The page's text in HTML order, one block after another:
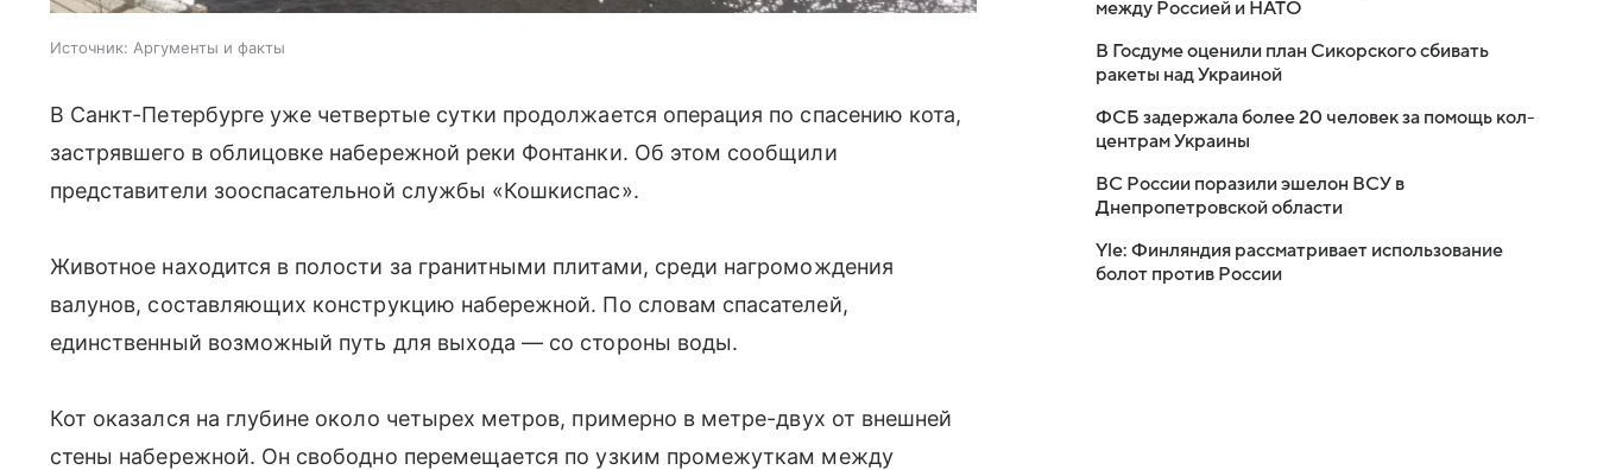
Источник: Аргументы и факты
В Санкт-Петербурге уже четвертые сутки продолжается операция по спасению кота,
застрявшего в облицовке набережной реки Фонтанки. Об этом сообщили
представители зооспасательной службы «Кошкиспас».
Животное находится в полости за гранитными плитами, среди нагромождения
валунов, составляющих конструкцию набережной. По словам спасателей,
единственный возможный путь для выхода — со стороны воды.
Кот оказался на глубине около четырех метров, примерно в метре-двух от внешней
стены набережной. Он свободно перемещается по узким промежуткам между
между Россией и НАТО
В Госдуме оценили план Сикорского сбивать
ракеты над Украиной
ФСБ задержала более 20 человек за помощь кол-
центрам Украины
ВС России поразили эшелон ВСУ в
Днепропетровской области
Yle: Финляндия рассматривает использование
болот против России